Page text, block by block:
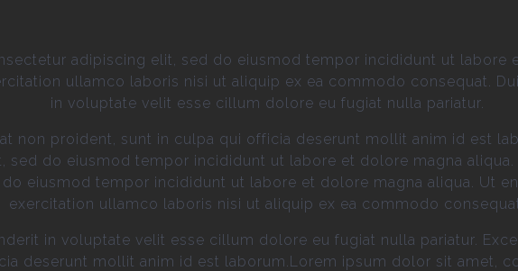
adipiscing elit, sed do eiusmod tempor incididunt ut labore
ullamco laboris nisi ut aliquip ex ea commodo consequat.
in voluptate velit esse cillum dolore eu fugiat nulla pariatur.
non proident, sunt in culpa qui officia deserunt mollit anim id est
sed do eiusmod tempor incididunt ut labore et dolore magna
eiusmod tempor incididunt ut labore et dolore magna aliqua. Ut
exercitation ullamco laboris nisi ut aliquip ex ea commodo
in voluptate velit esse cillum dolore eu fugiat nulla pariatur.
deserunt mollit anim id est laborum.Lorem ipsum dolor sit amet,